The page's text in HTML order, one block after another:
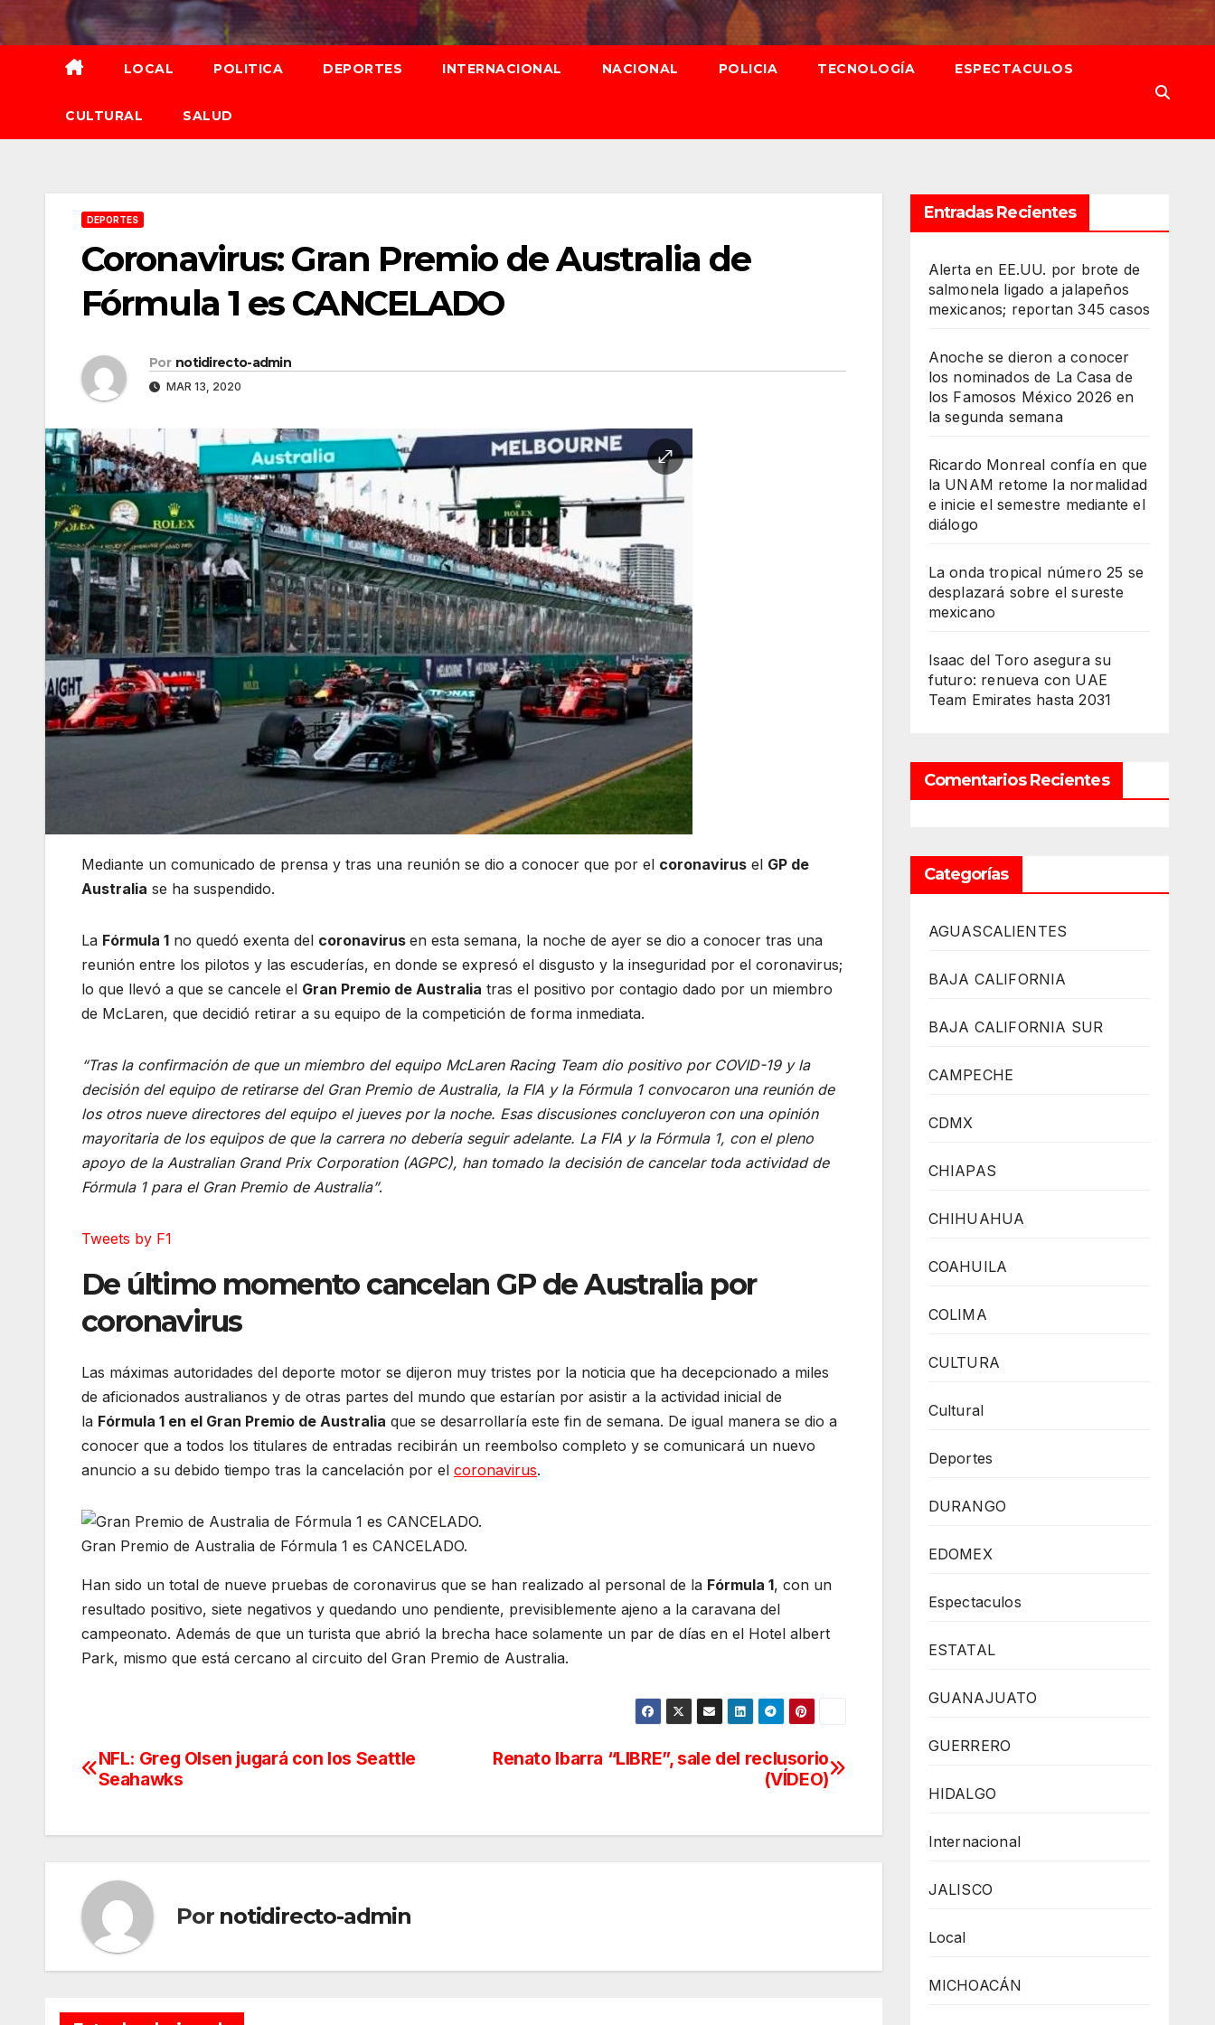
al
contenido
LOCAL POLITICA DEPORTES INTERNACIONAL NACIONAL POLICIA TECNOLOGÍA ESPECTACULOS
CULTURAL SALUD
DEPORTES
Coronavirus: Gran Premio de Australia de
Fórmula 1 es CANCELADO
Por notidirecto-admin
MAR 13, 2020
Mediante un comunicado de prensa y tras una reunión se dio a conocer que por el coronavirus el GP de
Australia se ha suspendido.
La Fórmula 1 no quedó exenta del coronavirus en esta semana, la noche de ayer se dio a conocer tras una
reunión entre los pilotos y las escuderías, en donde se expresó el disgusto y la inseguridad por el coronavirus;
lo que llevó a que se cancele el Gran Premio de Australia tras el positivo por contagio dado por un miembro
de McLaren, que decidió retirar a su equipo de la competición de forma inmediata.
“Tras la confirmación de que un miembro del equipo McLaren Racing Team dio positivo por COVID-19 y la
decisión del equipo de retirarse del Gran Premio de Australia, la FIA y la Fórmula 1 convocaron una reunión de
los otros nueve directores del equipo el jueves por la noche. Esas discusiones concluyeron con una opinión
mayoritaria de los equipos de que la carrera no debería seguir adelante. La FIA y la Fórmula 1, con el pleno
apoyo de la Australian Grand Prix Corporation (AGPC), han tomado la decisión de cancelar toda actividad de
Fórmula 1 para el Gran Premio de Australia”.
Tweets by F1
De último momento cancelan GP de Australia por
coronavirus
Las máximas autoridades del deporte motor se dijeron muy tristes por la noticia que ha decepcionado a miles
de aficionados australianos y de otras partes del mundo que estarían por asistir a la actividad inicial de
la Fórmula 1 en el Gran Premio de Australia que se desarrollaría este fin de semana. De igual manera se dio a
conocer que a todos los titulares de entradas recibirán un reembolso completo y se comunicará un nuevo
anuncio a su debido tiempo tras la cancelación por el coronavirus.
Gran Premio de Australia de Fórmula 1 es CANCELADO.
Han sido un total de nueve pruebas de coronavirus que se han realizado al personal de la Fórmula 1, con un
resultado positivo, siete negativos y quedando uno pendiente, previsiblemente ajeno a la caravana del
campeonato. Además de que un turista que abrió la brecha hace solamente un par de días en el Hotel albert
Park, mismo que está cercano al circuito del Gran Premio de Australia.
Navegación
entradas
Renato Ibarra “LIBRE”, sale del reclusorio
(VÍDEO)
NFL: Greg Olsen jugará con los Seattle
Seahawks
Por notidirecto-admin
Entradas Recientes
Alerta en EE.UU. por brote de
salmonela ligado a jalapeños
mexicanos; reportan 345 casos
Anoche se dieron a conocer
los nominados de La Casa de
los Famosos México 2026 en
la segunda semana
Ricardo Monreal confía en que
la UNAM retome la normalidad
e inicie el semestre mediante el
diálogo
La onda tropical número 25 se
desplazará sobre el sureste
mexicano
Isaac del Toro asegura su
futuro: renueva con UAE
Team Emirates hasta 2031
Comentarios Recientes
Categorías
AGUASCALIENTES
BAJA CALIFORNIA
BAJA CALIFORNIA SUR
CAMPECHE
CDMX
CHIAPAS
CHIHUAHUA
COAHUILA
COLIMA
CULTURA
Cultural
Deportes
DURANGO
EDOMEX
Espectaculos
ESTATAL
GUANAJUATO
GUERRERO
HIDALGO
Internacional
JALISCO
Local
MICHOACÁN